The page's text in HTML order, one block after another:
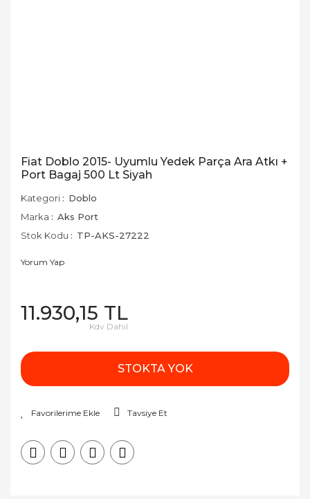
Fiat Doblo 2015- Uyumlu Yedek Parça Ara Atkı +
Port Bagaj 500 Lt Siyah
Kategori
Doblo
Marka
Aks Port
Stok Kodu
TP-AKS-27222
Yorum Yap
11.930,15 TL
Kdv Dahil
STOKTA YOK
Tavsiye Et